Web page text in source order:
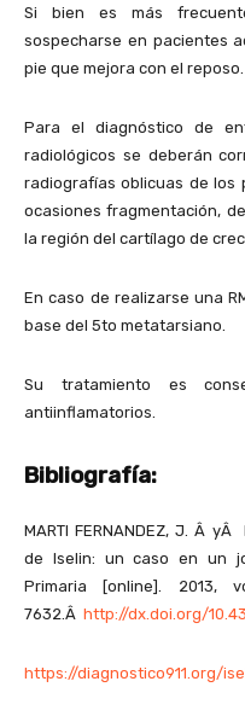
Si bien es más
sospecharse en pacientes
pie que mejora con el reposo.
Para el diagnóstico de
radiológicos se deberán
radiografías oblicuas de los
ocasiones fragmentación,
la región del cartílago de
En caso de realizarse una
base del 5to metatarsiano.
Su tratamiento es
antiinflamatorios.
Bibliografía:
MARTI FERNANDEZ, J. Â yÂ
de Iselin: un caso en un
Primaria [online]. 2013,
7632.Â http://dx.doi.org/
https://diagnostico911.org/